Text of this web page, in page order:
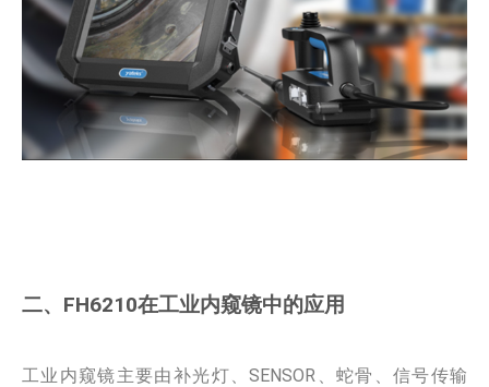
二、FH6210在工业内窥镜中的应用
工业内窥镜主要由补光灯、SENSOR、蛇骨、信号传输